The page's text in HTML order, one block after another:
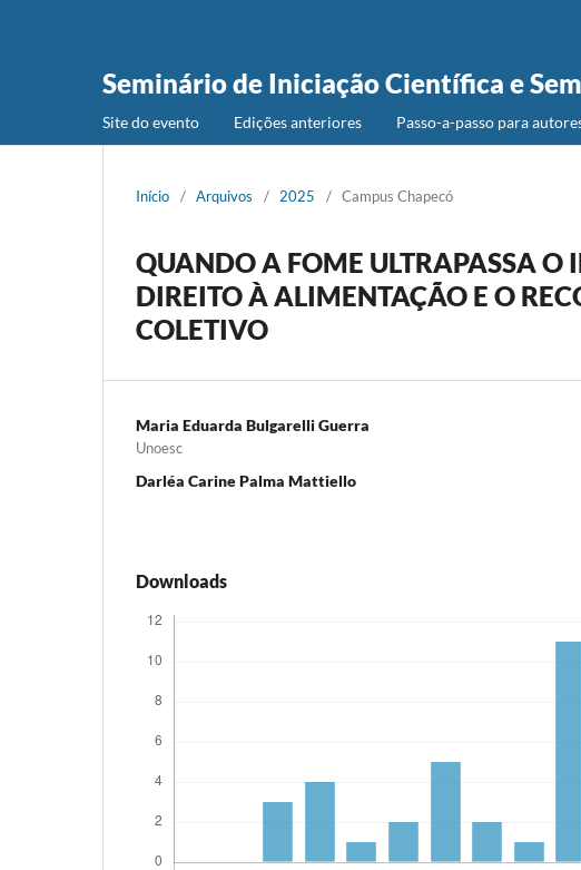
Seminário de Iniciação Científica e
Site do evento Edições anteriores Passo-a-passo para
Início / Arquivos / 2025 / Campus Chapecó
QUANDO A FOME ULTRAPASSA
DIREITO À ALIMENTAÇÃO E O
COLETIVO
Maria Eduarda Bulgarelli Guerra
Unoesc
Darléa Carine Palma Mattiello
Downloads